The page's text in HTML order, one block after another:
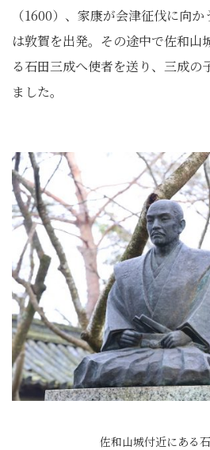
（1600）、家康が会津征伐に向
は敦賀を出発。その途中で佐和山
る石田三成へ使者を送り、三成の
ました。
佐和山城付近にある